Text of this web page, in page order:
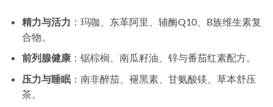
精力与活力 ：玛咖、东革阿里、辅酶Q10、B族维生素复
合物。
前列腺健康：锯棕榈、南瓜籽油、锌与番茄红素配方。
压力与睡眠：南非醉茄、褪黑素、甘氨酸镁、草本舒压
茶。